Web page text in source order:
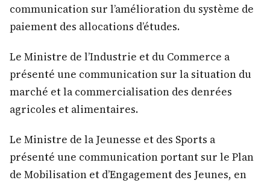
communication sur l’amélioration du système de
paiement des allocations d’études.
Le Ministre de l’Industrie et du Commerce a
présenté une communication sur la situation du
marché et la commercialisation des denrées
agricoles et alimentaires.
Le Ministre de la Jeunesse et des Sports a
présenté une communication portant sur le Plan
de Mobilisation et d’Engagement des Jeunes, en